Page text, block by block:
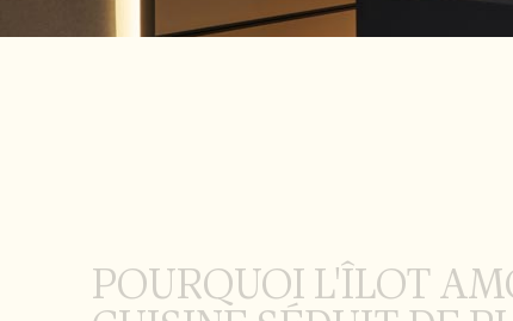
POURQUOI L'ÎLOT